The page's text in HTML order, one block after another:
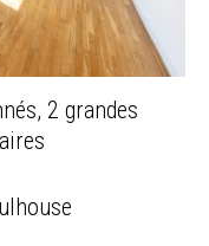
2 grandes